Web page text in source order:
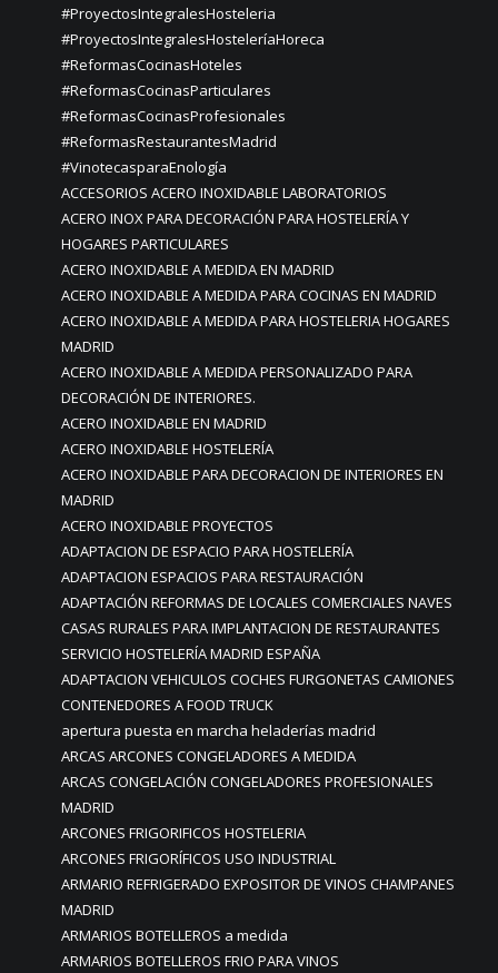
#ProyectosIntegralesHosteleria
#ProyectosIntegralesHosteleríaHoreca
#ReformasCocinasHoteles
#ReformasCocinasParticulares
#ReformasCocinasProfesionales
#ReformasRestaurantesMadrid
#VinotecasparaEnología
ACCESORIOS ACERO INOXIDABLE LABORATORIOS
ACERO INOX PARA DECORACIÓN PARA HOSTELERÍA Y
HOGARES PARTICULARES
ACERO INOXIDABLE A MEDIDA EN MADRID
ACERO INOXIDABLE A MEDIDA PARA COCINAS EN MADRID
ACERO INOXIDABLE A MEDIDA PARA HOSTELERIA HOGARES
MADRID
ACERO INOXIDABLE A MEDIDA PERSONALIZADO PARA
DECORACIÓN DE INTERIORES.
ACERO INOXIDABLE EN MADRID
ACERO INOXIDABLE HOSTELERÍA
ACERO INOXIDABLE PARA DECORACION DE INTERIORES EN
MADRID
ACERO INOXIDABLE PROYECTOS
ADAPTACION DE ESPACIO PARA HOSTELERÍA
ADAPTACION ESPACIOS PARA RESTAURACIÓN
ADAPTACIÓN REFORMAS DE LOCALES COMERCIALES NAVES
CASAS RURALES PARA IMPLANTACION DE RESTAURANTES
SERVICIO HOSTELERÍA MADRID ESPAÑA
ADAPTACION VEHICULOS COCHES FURGONETAS CAMIONES
CONTENEDORES A FOOD TRUCK
apertura puesta en marcha heladerías madrid
ARCAS ARCONES CONGELADORES A MEDIDA
ARCAS CONGELACIÓN CONGELADORES PROFESIONALES
MADRID
ARCONES FRIGORIFICOS HOSTELERIA
ARCONES FRIGORÍFICOS USO INDUSTRIAL
ARMARIO REFRIGERADO EXPOSITOR DE VINOS CHAMPANES
MADRID
ARMARIOS BOTELLEROS a medida
ARMARIOS BOTELLEROS FRIO PARA VINOS